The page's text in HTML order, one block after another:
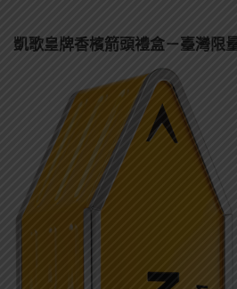
凱歌皇牌香檳箭頭禮盒－臺灣限